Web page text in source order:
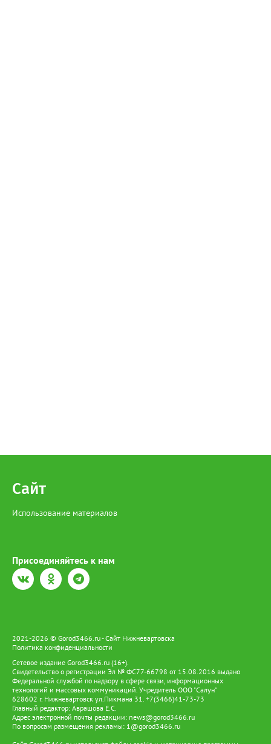
Сайт
Использование материалов
Присоединяйтесь к нам
2021-2026 © Gorod3466.ru - Сайт Нижневартовска
Политика конфиденциальности
Сетевое издание Gorod3466.ru (16+).
Свидетельство о регистрации Эл № ФС77-66798 от 15.08.2016 выдано
Федеральной службой по надзору в сфере связи, информационных
технологий и массовых коммуникаций. Учредитель ООО "Салун"
628602 г. Нижневартовск ул.Пикмана 31. +7(3466)41-73-73
Главный редактор: Аврашова Е.С.
Адрес электронной почты редакции: news@gorod3466.ru
По вопросам размещения рекламы: 1@gorod3466.ru